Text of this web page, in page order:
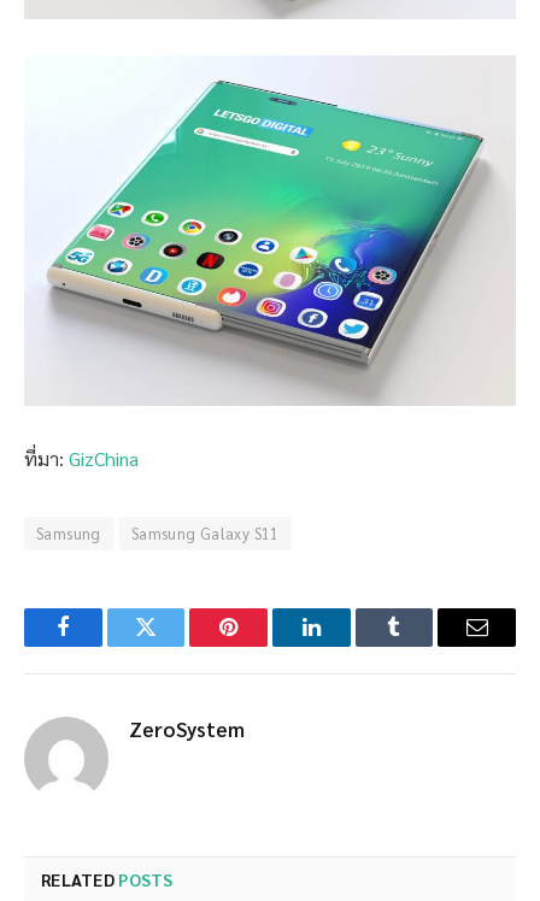
ที่มา: GizChina
Samsung Samsung Galaxy S11
FacebookTwitter Pinterest LinkedInTumblr Email
ZeroSystem
RELATED POSTS